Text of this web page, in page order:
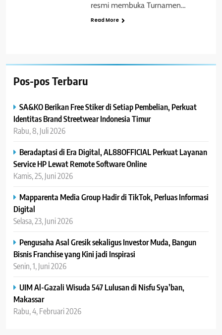
resmi membuka Turnamen…
Read More
Pos-pos Terbaru
SA&KO Berikan Free Stiker di Setiap Pembelian, Perkuat
Identitas Brand Streetwear Indonesia Timur
Rabu, 8, Juli 2026
Beradaptasi di Era Digital, AL88OFFICIAL Perkuat Layanan
Service HP Lewat Remote Software Online
Kamis, 25, Juni 2026
Mapparenta Media Group Hadir di TikTok, Perluas Informasi
Digital
Selasa, 23, Juni 2026
Pengusaha Asal Gresik sekaligus Investor Muda, Bangun
Bisnis Franchise yang Kini jadi Inspirasi
Senin, 1, Juni 2026
UIM Al-Gazali Wisuda 547 Lulusan di Nisfu Sya’ban,
Makassar
Rabu, 4, Februari 2026